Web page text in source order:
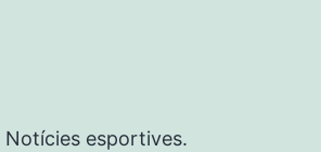
esportives.